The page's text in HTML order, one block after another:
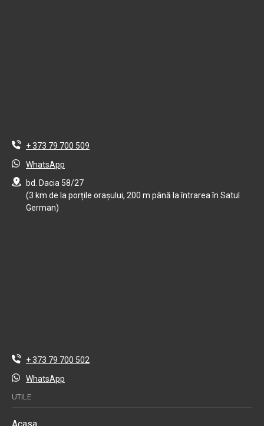
+ 373 79 700 509
WhatsApp
bd. Dacia 58/27
(3 km de la porțile orașului, 200 m până la întrarea în Satul
German)
+ 373 79 700 502
WhatsApp
UTILE